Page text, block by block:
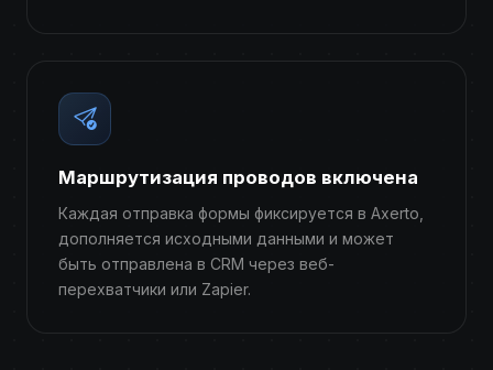
Маршрутизация проводов включена
Каждая отправка формы фиксируется в Axerto,
дополняется исходными данными и может
быть отправлена ​​в CRM через веб-
перехватчики или Zapier.